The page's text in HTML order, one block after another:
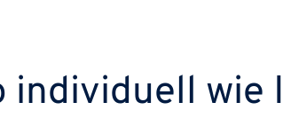
individuell wie